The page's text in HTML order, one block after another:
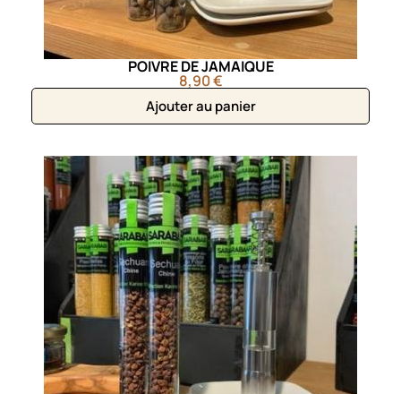
POIVRE DE JAMAIQUE
8,90 €
Ajouter au panier